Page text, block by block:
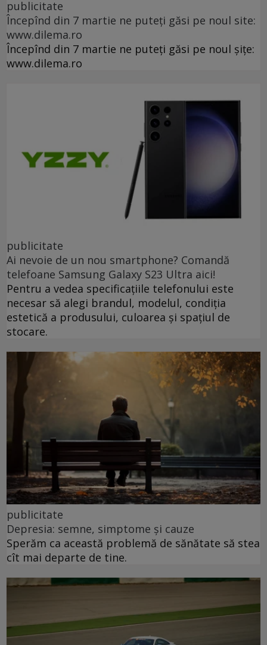
publicitate
Începînd din 7 martie ne puteți găsi pe noul site:
www.dilema.ro
Începînd din 7 martie ne puteți găsi pe noul șițe:
www.dilema.ro
publicitate
Ai nevoie de un nou smartphone? Comandă
telefoane Samsung Galaxy S23 Ultra aici!
Pentru a vedea specificațiile telefonului este
necesar să alegi brandul, modelul, condiția
estetică a produsului, culoarea și spațiul de
stocare.
publicitate
Depresia: semne, simptome și cauze
Sperăm ca această problemă de sănătate să stea
cît mai departe de tine.